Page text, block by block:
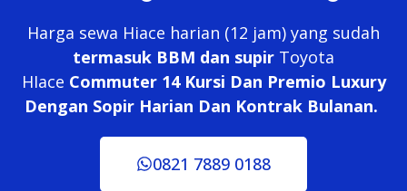
Harga sewa Hiace harian (12 jam) yang sudah
termasuk BBM dan supir Toyota
HIace Commuter 14 Kursi Dan Premio Luxury
Dengan Sopir Harian Dan Kontrak Bulanan.
0821 7889 0188